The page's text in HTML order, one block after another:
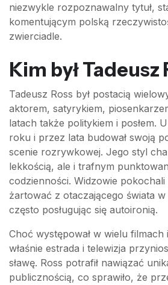
niezwykle rozpoznawalny tytuł,
komentującym polską
zwierciadle.
Kim był Tadeusz
Tadeusz Ross był postacią
aktorem, satyrykiem,
latach także politykiem i posłem.
roku i przez lata budował swoją
scenie rozrywkowej. Jego styl
lekkością, ale i trafnym
codzienności. Widzowie
żartować z otaczającego świata
często posługując się autoironią.
Choć występował w wielu
właśnie estrada i telewizja
sławę. Ross potrafił nawiązać
publicznością, co sprawiło, że